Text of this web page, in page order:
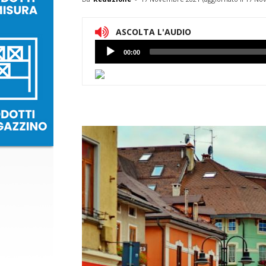
ASCOLTA L'AUDIO
Lettore
Audio
00:00